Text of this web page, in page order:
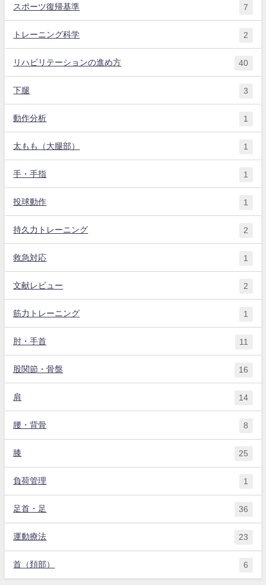
スポーツ復帰基準 7
トレーニング科学 2
リハビリテーションの進め方 40
下腿 3
動作分析 1
太もも（大腿部） 1
手・手指 1
投球動作 1
持久力トレーニング 2
救急対応 1
文献レビュー 2
筋力トレーニング 1
肘・手首 11
股関節・骨盤 16
肩 14
腰・背骨 8
膝 25
負荷管理 1
足首・足 36
運動療法 23
首（頚部） 6